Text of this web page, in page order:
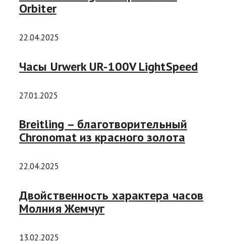
Orbiter
22.04.2025
Часы Urwerk UR-100V LightSpeed
27.01.2025
Breitling – благотворительный
Chronomat из красного золота
22.04.2025
Двойственность характера часов
Молния Жемчуг
13.02.2025